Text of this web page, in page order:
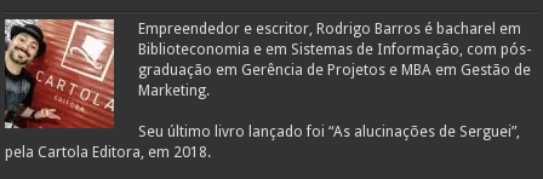
Empreendedor e escritor, Rodrigo Barros é bacharel em
Biblioteconomia e em Sistemas de Informação, com pós-
graduação em Gerência de Projetos e MBA em Gestão de
Marketing.
Seu último livro lançado foi “As alucinações de Serguei”,
pela Cartola Editora, em 2018.